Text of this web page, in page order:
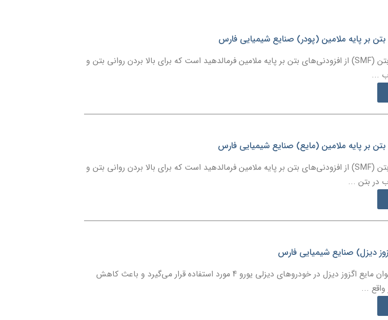
بتن بر پایه ملامین (پودر) صنایع شیمیایی فارس
فوق روان کننده بتن (SMF) از افزودنی‌های بتن بر پایه ملامین فرمالدهید است که برای بالا بردن روانی بتن و
...
بتن بر پایه ملامین (مایع) صنایع شیمیایی فارس
فوق روان کننده بتن (SMF) از افزودنی‌های بتن بر پایه ملامین فرمالدهید است که برای بالا بردن روانی بتن و
در بتن ...
دیزل) صنایع شیمیایی فارس
این ترکیب به عنوان مایع اگزوز دیزل در خودروهای دیزلی یورو 4 مورد استفاده قرار می‌گیرد و باعث کاهش
واقع ...